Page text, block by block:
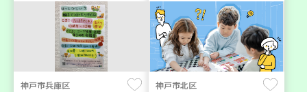
神戸市兵庫区 神戸市北区